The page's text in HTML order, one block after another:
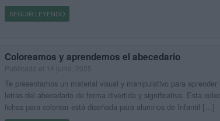
SEGUIR LEYENDO
Coloreamos y aprendemos el abecedario
Te presentamos un material visual y manipulativo para aprender
letras del abecedario de forma divertida y significativa. Esta
fichas para colorear está diseñada para alumnos de Infantil […]